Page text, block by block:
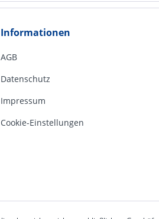
Informationen
AGB
Datenschutz
Impressum
Cookie-Einstellungen